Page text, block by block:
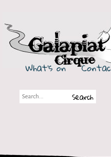
Galapiat Cirque
What's on